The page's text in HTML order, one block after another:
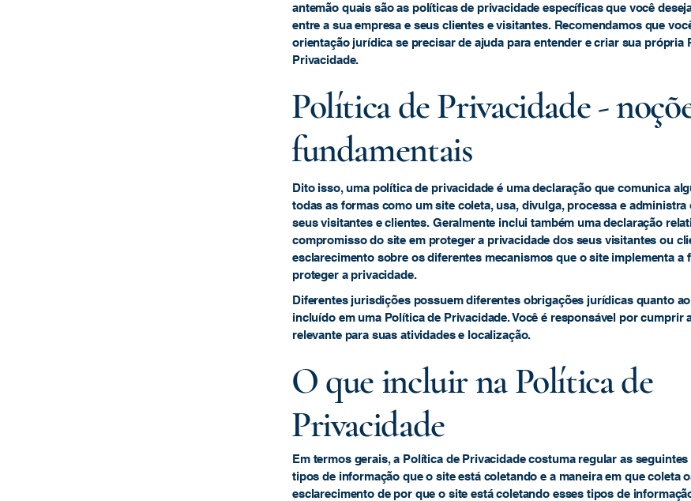
antemão quais são as políticas de privacidade específicas que você
entre a sua empresa e seus clientes e visitantes. Recomendamos que
orientação jurídica se precisar de ajuda para entender e criar sua própria
Privacidade.
Política de Privacidade -
fundamentais
Dito isso, uma política de privacidade é uma declaração que comunica
todas as formas como um site coleta, usa, divulga, processa e administra
seus visitantes e clientes. Geralmente inclui também uma declaração
compromisso do site em proteger a privacidade dos seus visitantes ou
esclarecimento sobre os diferentes mecanismos que o site implementa a
proteger a privacidade.
Diferentes jurisdições possuem diferentes obrigações jurídicas quanto
incluído em uma Política de Privacidade. Você é responsável por cumprir
relevante para suas atividades e localização.
O que incluir na Política de
Privacidade
Em termos gerais, a Política de Privacidade costuma regular as
tipos de informação que o site está coletando e a maneira em que coleta
esclarecimento de por que o site está coletando esses tipos de